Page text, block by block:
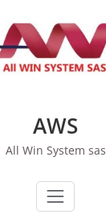
AWS
All Win System sas